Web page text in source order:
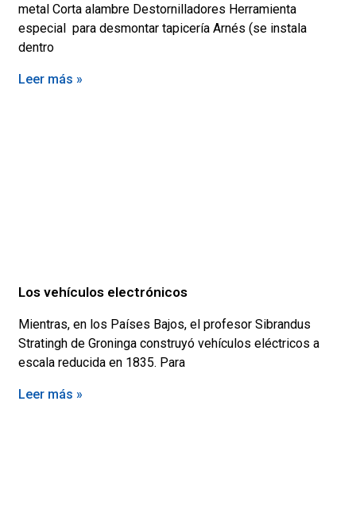
metal Corta alambre Destornilladores Herramienta
especial para desmontar tapicería Arnés (se instala
dentro
Leer más »
Los vehículos electrónicos
Mientras, en los Países Bajos, el profesor Sibrandus
Stratingh de Groninga construyó vehículos eléctricos a
escala reducida en 1835. Para
Leer más »